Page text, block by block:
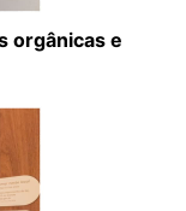
orgânicas e